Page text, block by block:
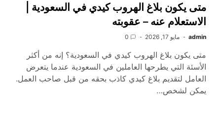
متى يكون بلاغ الهروب كيدي في السعودية |
الاستعلام عنه – عقوبته
admin مايو 17, 2026 0
متى يكون بلاغ الهروب كيدي في السعودية؟ إنه من أكثر
الأسئة التي يطرحها العاملين في السعودية عندما يتعرض
العامل لتقديم بلاغ كيدي كاذب بحقه من قبل صاحب العمل.
يمكن لشخص…